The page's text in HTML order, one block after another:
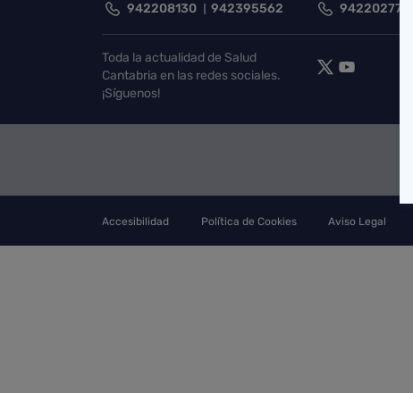
942208130 942395562 942202770
Toda la actualidad de Salud
Cantabria en las redes sociales.
¡Síguenos!
Accesibilidad Política de Cookies Aviso Legal